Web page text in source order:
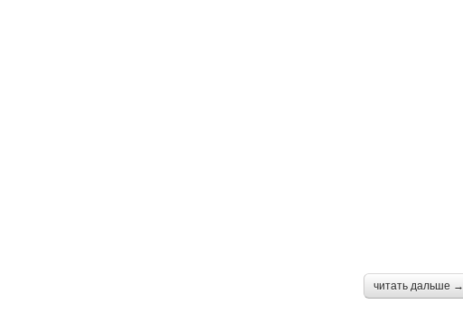
читать дальше →